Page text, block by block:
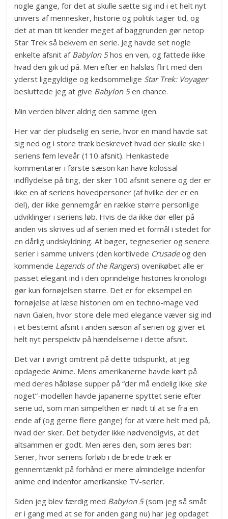
nogle gange, for det at skulle sætte sig ind i et helt nyt
univers af mennesker, historie og politik tager tid, og
det at man tit kender meget af baggrunden gør netop
Star Trek så bekvem en serie. Jeg havde set nogle
enkelte afsnit af Babylon 5hos en ven, og fattede ikke
hvad den gik ud på. Men efter en halsløs flirt med den
yderst ligegyldige og kedsommelige Star Trek: Voyager
besluttede jeg at give Babylon 5en chance.
Min verden bliver aldrig den samme igen.
Her var der pludselig en serie, hvor en mand havde sat
sig ned og i store træk beskrevet hvad der skulle ske i
seriens fem leveår (110 afsnit). Henkastede
kommentarer i første sæson kan have kolossal
indflydelse på ting, der sker 100 afsnit senere og der er
ikke en af seriens hovedpersoner (af hvilke der er en
del), der ikke gennemgår en række større personlige
udviklinger i seriens løb. Hvis de da ikke dør eller på
anden vis skrives ud af serien med et formål i stedet for
en dårlig undskyldning. At bøger, tegneserier og senere
serier i samme univers (den kortlivede Crusadeog den
kommende Legends of the Rangers) ovenikøbet alle er
passet elegant ind i den oprindelige histories kronologi
gør kun fornøjelsen større. Det er for eksempel en
fornøjelse at læse historien om en techno-mage ved
navn Galen, hvor store dele med elegance væver sig ind
i et bestemt afsnit i anden sæson af serien og giver et
helt nyt perspektiv på hændelserne i dette afsnit.
Det var i øvrigt omtrent på dette tidspunkt, at jeg
opdagede Anime. Mens amerikanerne havde kørt på
med deres håbløse supper på “der må endelig ikke ske
noget”-modellen havde japanerne spyttet serie efter
serie ud, som man simpelthen er nødt til at se fra en
ende af (og gerne flere gange) for at være helt med på,
hvad der sker. Det betyder ikke nødvendigvis, at det
altsammen er godt. Men æres den, som æres bør:
Serier, hvor seriens forløb i de brede træk er
gennemtænkt på forhånd er mere almindelige indenfor
anime end indenfor amerikanske TV-serier.
Siden jeg blev færdig med Babylon 5(som jeg så småt
er i gang med at se for anden gang nu) har jeg opdaget